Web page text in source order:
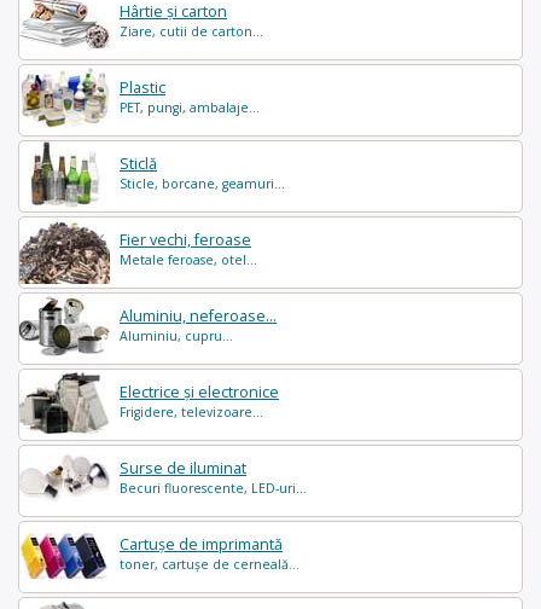
Hârtie și carton
Ziare, cutii de carton...
Plastic
PET, pungi, ambalaje...
Sticlă
Sticle, borcane, geamuri...
Fier vechi, feroase
Metale feroase, otel...
Aluminiu, neferoase...
Aluminiu, cupru...
Electrice și electronice
Frigidere, televizoare...
Surse de iluminat
Becuri fluorescente, LED-uri...
Cartușe de imprimantă
toner, cartușe de cerneală...